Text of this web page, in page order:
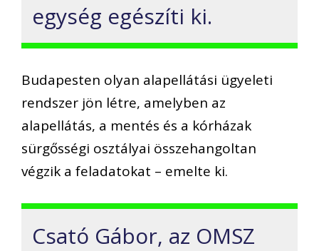
egység egészíti ki.
Budapesten olyan alapellátási ügyeleti
rendszer jön létre, amelyben az
alapellátás, a mentés és a kórházak
sürgősségi osztályai összehangoltan
végzik a feladatokat – emelte ki.
Csató Gábor, az OMSZ